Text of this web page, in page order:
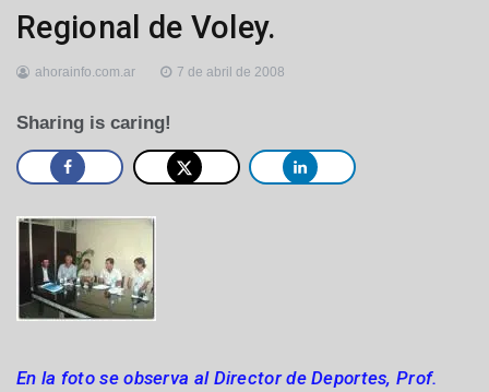
Regional de Voley.
ahorainfo.com.ar 7 de abril de 2008
Sharing is caring!
En la foto se observa al Director de Deportes, Prof.